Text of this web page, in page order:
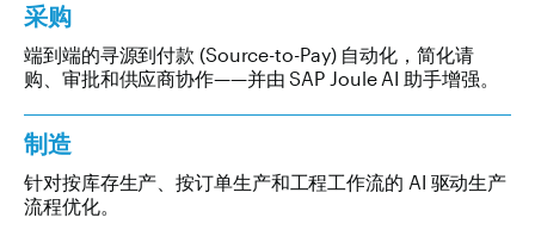
采购
端到端的寻源到付款 (Source-to-Pay) 自动化，简化请
购、审批和供应商协作——并由 SAP Joule AI 助手增强。
制造
针对按库存生产、按订单生产和工程工作流的 AI 驱动生产
流程优化。